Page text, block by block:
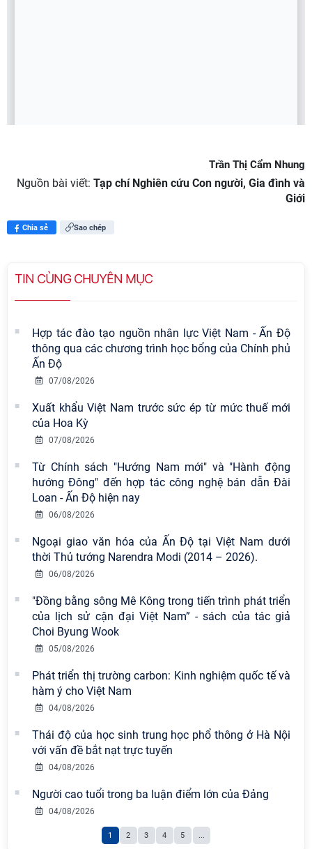
Trần Thị Cẩm Nhung
Nguồn bài viết: Tạp chí Nghiên cứu Con người, Gia đình và
Giới
Chia sẻ Sao chép
TIN CÙNG CHUYÊN MỤC
Hợp tác đào tạo nguồn nhân lực Việt Nam - Ấn Độ
thông qua các chương trình học bổng của Chính phủ
Ấn Độ
07/08/2026
Xuất khẩu Việt Nam trước sức ép từ mức thuế mới
của Hoa Kỳ
07/08/2026
Từ Chính sách "Hướng Nam mới" và "Hành động
hướng Đông" đến hợp tác công nghệ bán dẫn Đài
Loan - Ấn Độ hiện nay
06/08/2026
Ngoại giao văn hóa của Ấn Độ tại Việt Nam dưới
thời Thủ tướng Narendra Modi (2014 – 2026).
06/08/2026
"Đồng bằng sông Mê Kông trong tiến trình phát triển
của lịch sử cận đại Việt Nam” - sách của tác giả
Choi Byung Wook
05/08/2026
Phát triển thị trường carbon: Kinh nghiệm quốc tế và
hàm ý cho Việt Nam
04/08/2026
Thái độ của học sinh trung học phổ thông ở Hà Nội
với vấn đề bắt nạt trực tuyến
04/08/2026
Người cao tuổi trong ba luận điểm lớn của Đảng
04/08/2026
1 2 3 4 5 ...
Viện Hàn lâm Khoa học xã hội Việt
Nam có 02 tác phẩm đạt giải khuyến
khích tại Cuộc thi chính luận bảo vệ
nền tảng tư tưởng của Đảng năm
Viện Hàn lâm Khoa học xã hội Việt
Nam công bố các quyết định về
Chi bộ Viện Sử học tổ chức Tọa đàm
chuyên đề: Đẩy mạnh học tập, thực
pháp, phong cách Hồ Chí Minh trong
giai đoạn phát triển mới
gian phát triển Việt Nam trong kỷ
nguyên mới: Định hướng chiến lược
và lựa chọn chính sách” sẽ diễn ra
Hội nghị Lãnh đạo Viện Hàn lâm
Khoa học xã hội Việt Nam làm việc
với Ban Chủ nhiệm các Chương trình